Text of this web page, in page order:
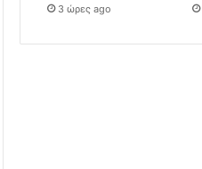
3 ώρες ago